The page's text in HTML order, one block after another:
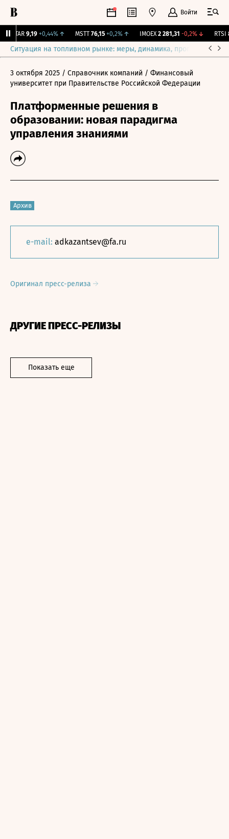
Войти
UTAR 9,19 +0,44%↑ MSTT 76,15 +0,2%↑ IMOEX 2 281,31 -0,2%↓ RTSI
Ситуация на топливном рынке: меры, динамика, прогнозы
3 октября 2025 / Справочник компаний / Финансовый
университет при Правительстве Российской Федерации
Платформенные решения в
образовании: новая парадигма
управления знаниями
Архив
e-mail: adkazantsev@fa.ru
Оригинал пресс-релиза
ДРУГИЕ ПРЕСС-РЕЛИЗЫ
Показать еще